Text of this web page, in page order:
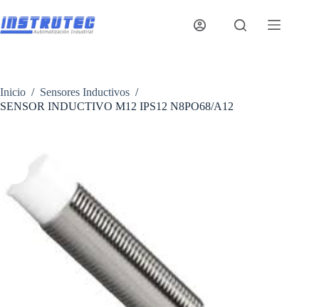
al
contenido
Inicio / Sensores Inductivos /
SENSOR INDUCTIVO M12 IPS12 N8PO68/A12